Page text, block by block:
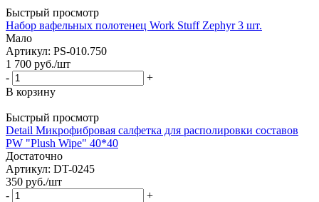
Быстрый просмотр
Набор вафельных полотенец Work Stuff Zephyr 3 шт.
Мало
Артикул: PS-010.750
1 700 руб./шт
-
+
В корзину
Быстрый просмотр
Detail Микрофибровая салфетка для располировки составов
PW "Plush Wipe" 40*40
Достаточно
Артикул: DT-0245
350 руб./шт
-
+